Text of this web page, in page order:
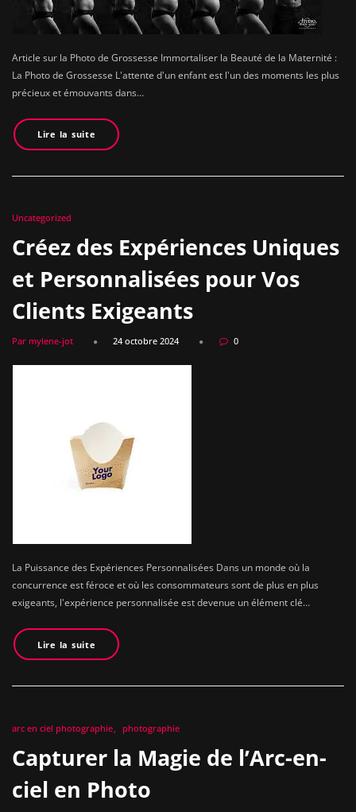
Article sur la Photo de Grossesse Immortaliser la Beauté de la Maternité :
La Photo de Grossesse L'attente d'un enfant est l'un des moments les plus
précieux et émouvants dans…
Lire la suite
Uncategorized
Créez des Expériences Uniques
et Personnalisées pour Vos
Clients Exigeants
Par mylene-jot 24 octobre 2024 0
La Puissance des Expériences Personnalisées Dans un monde où la
concurrence est féroce et où les consommateurs sont de plus en plus
exigeants, l'expérience personnalisée est devenue un élément clé…
Lire la suite
arc en ciel photographie photographie
Capturer la Magie de l’Arc-en-
ciel en Photo